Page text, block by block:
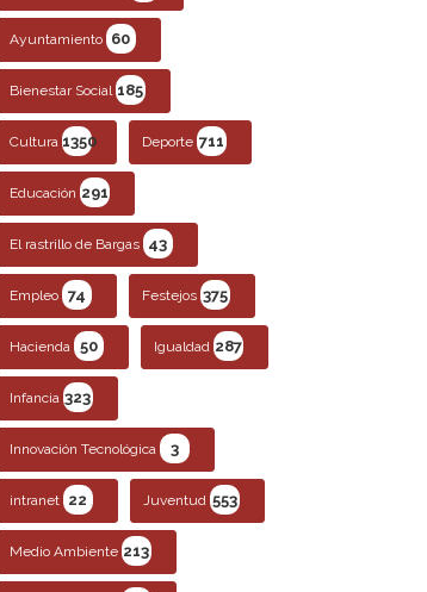
Ayuntamiento 60
Bienestar Social 185
Cultura 1350 Deporte 711
Educación 291
El rastrillo de Bargas 43
Empleo 74 Festejos 375
Hacienda 50 Igualdad 287
Infancia 323
Innovación Tecnológica 3
intranet 22 Juventud 553
Medio Ambiente 213